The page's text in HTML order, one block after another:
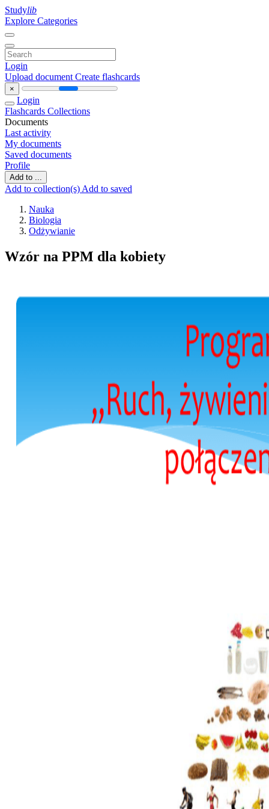
Studylib
Explore Categories
Login
Upload document Create flashcards
×
Login
Flashcards Collections
Documents
Last activity
My documents
Saved documents
Profile
Add to ...
Add to collection(s) Add to saved
Nauka
Biologia
Odżywianie
Wzór na PPM dla kobiety